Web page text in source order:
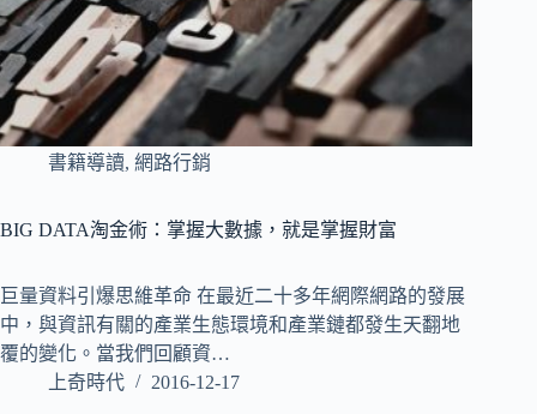
書籍導讀, 網路行銷
BIG DATA淘金術：掌握大數據，就是掌握財富
巨量資料引爆思維革命 在最近二十多年網際網路的發展
中，與資訊有關的產業生態環境和產業鏈都發生天翻地
覆的變化。當我們回顧資…
上奇時代
2016-12-17